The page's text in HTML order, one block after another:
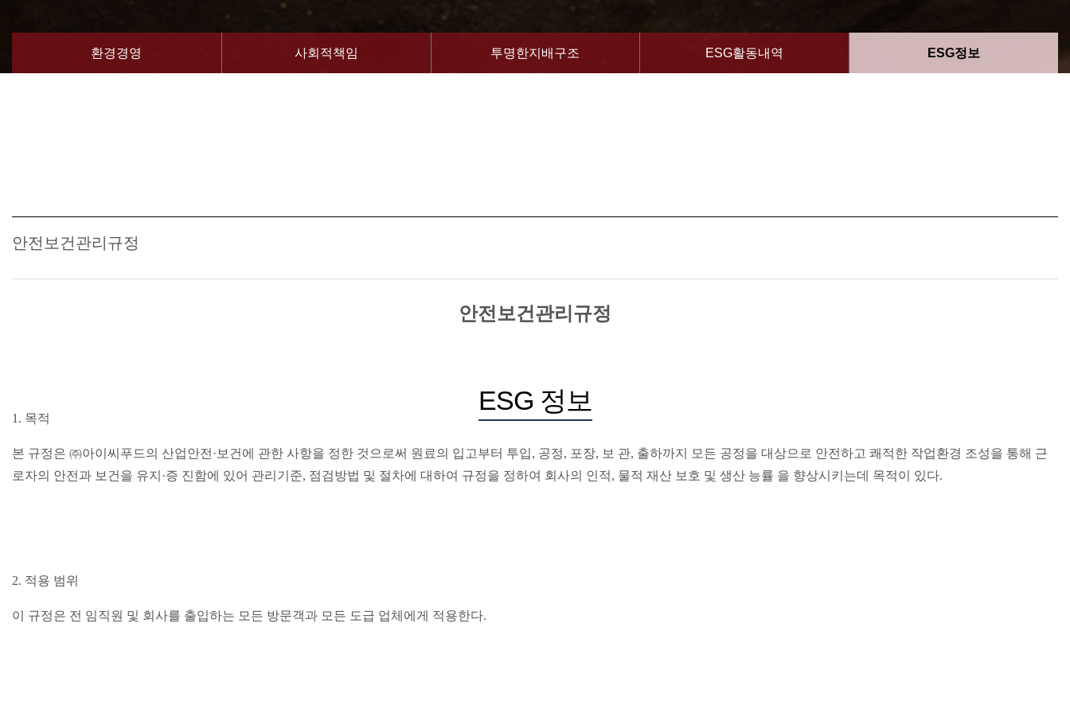
환경경영 사회적책임 투명한지배구조 ESG활동내역 ESG정보
ESG 정보
안전보건관리규정
안전보건관리규정
1. 목적
본 규정은 ㈜아이씨푸드의 산업안전 · 보건에 관한 사항을 정한 것으로써 원료의 입고부터 투입, 공정, 포장, 보 관, 출하까지 모든 공정을 대상으로 안전하고 쾌적한 작업환경 조성을 통해 근
로자의 안전과 보건을 유지 ·증 진함에 있어 관리기준, 점검방법 및 절차에 대하여 규정을 정하여 회사의 인적, 물적 재산 보호 및 생산 능률 을 향상시키는데 목적이 있다.
2. 적용 범위
이 규정은 전 임직원 및 회사를 출입하는 모든 방문객과 모든 도급 업체에게 적용한다.